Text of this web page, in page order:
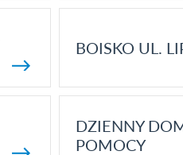
BOISKO UL.
DZIENNY
POMOCY